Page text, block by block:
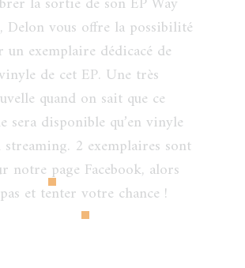
Delon vous offre la possibilité
un exemplaire dédicacé de
de cet EP. Une très
quand on sait que ce
sera disponible qu’en vinyle
2 exemplaires sont
notre page Facebook, alors
et tenter votre chance !